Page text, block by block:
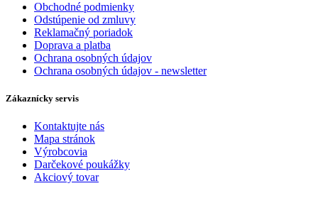
Obchodné podmienky
Odstúpenie od zmluvy
Reklamačný poriadok
Doprava a platba
Ochrana osobných údajov
Ochrana osobných údajov - newsletter
Zákaznícky servis
Kontaktujte nás
Mapa stránok
Výrobcovia
Darčekové poukážky
Akciový tovar